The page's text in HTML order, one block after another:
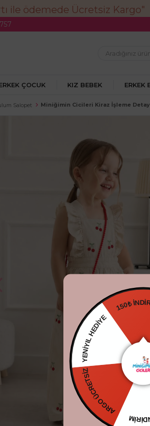
ÇOCUK KIZ BEBEK ERKEK
Salopet Miniğimin Cicileri Kiraz İşleme
150₺
%20
KARGO ÜCRETSİZ
YENİYIL HEDİYE